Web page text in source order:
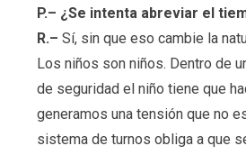
P.– ¿Se intenta abreviar el
R.– Sí, sin que eso cambie la
Los niños son niños. Dentro de
de seguridad el niño tiene que
generamos una tensión que no
sistema de turnos obliga a que